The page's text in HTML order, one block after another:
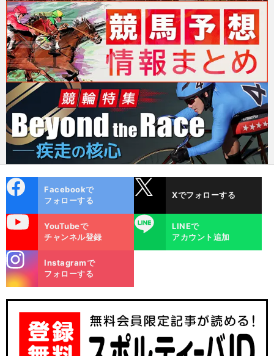
ok
Facebookで
フォローする
Xでフォローする
YouTubeで
チャンネル登録
LINE
LINEで
アカウント追加
m
Instagramで
フォローする